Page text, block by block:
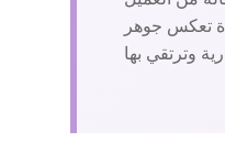
تعكس جوهر